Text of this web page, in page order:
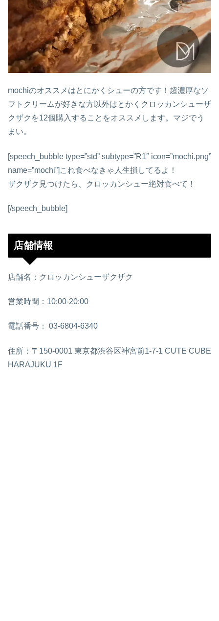
mochiのオススメはとにかくシューの方です！超濃厚なソ
フトクリームが好きな方以外はとかくクロッカンシューザ
クザクを12個購入することをオススメします。マジでう
まい。
[speech_bubble type=”std” subtype=”R1″ icon=”mochi.png”
name=”mochi”]これ食べなきゃ人生損してるよ！
ザクザク見つけたら、クロッカンシュー絶対食べて！
[/speech_bubble]
店舗情報
店舗名；クロッカンシューザクザク
営業時間：10:00-20:00
電話番号： 03-6804-6340
住所：〒150-0001 東京都渋谷区神宮前1-7-1 CUTE CUBE
HARAJUKU 1F